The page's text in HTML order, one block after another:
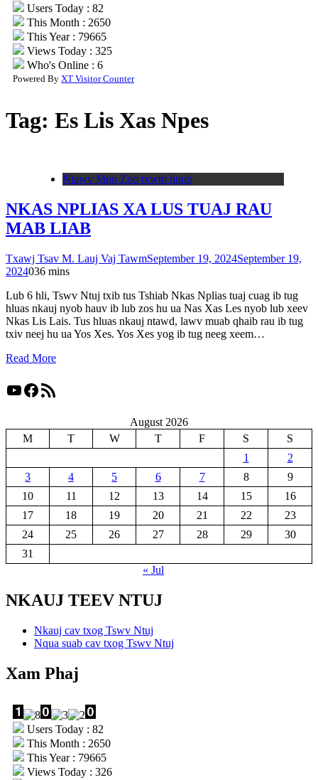
Users Today : 82
This Month : 2650
This Year : 79665
Views Today : 325
Who's Online : 6
Powered By XT Visitor Counter
Tag: Es Lis Xas Npes
Ntawv Moo Zoo txwm hnub
NKAS NPLIAS XA LUS TUAJ RAU
MAB LIAB
Txawj Tsav M. Lauj Vaj TawmSeptember 19, 2024September 19,
2024036 mins
Lub 6 hli, Tswv Ntuj txib tus Tshiab Nkas Nplias tuaj cuag ib tug
hluas nkauj nyob hauv ib lub zos hu ua Nas Xas Les nyob lub xeev
Nkas Lis Lais. Tus hluas nkauj ntawd, lawv muab qhaib rau ib tug
txiv neej hu ua Yos Xes. Yos Xes yog ib tug neeg xeem…
Read More
YouTube
Facebook
RSS Feed
August 2026
M
T W T F S
S
1
2
3
4 5 6 7 8
9
10
11 12 13 14 15
16
17
18 19 20 21 22
23
24
25 26 27 28 29
30
31
« Jul
NKAUJ TEEV NTUJ
Nkauj cav txog Tswv Ntuj
Nqua suab cav txog Tswv Ntuj
Xam Phaj
Users Today : 82
This Month : 2650
This Year : 79665
Views Today : 326